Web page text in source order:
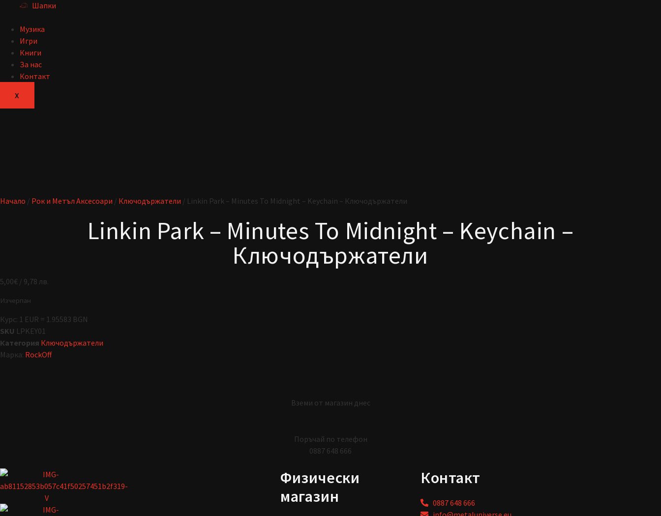
Шапки
Музика
Игри
Книги
За нас
Контакт
X
Начало / Рок и Метъл Аксесоари / Ключодържатели / Linkin Park – Minutes To Midnight – Keychain – Ключодържатели
Linkin Park – Minutes To Midnight – Keychain –
Ключодържатели
5,00€ / 9,78 лв.
Изчерпан
Курс: 1 EUR = 1.95583 BGN
SKU LPKEY01
Категория Ключодържатели
Марка: RockOff
Вземи от магазин днес
Поръчай по телефон
0887 648 666
Физически
магазин
Контакт
0887 648 666